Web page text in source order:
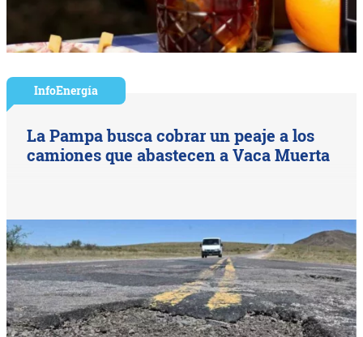
InfoEnergía
La Pampa busca cobrar un peaje a los
camiones que abastecen a Vaca Muerta